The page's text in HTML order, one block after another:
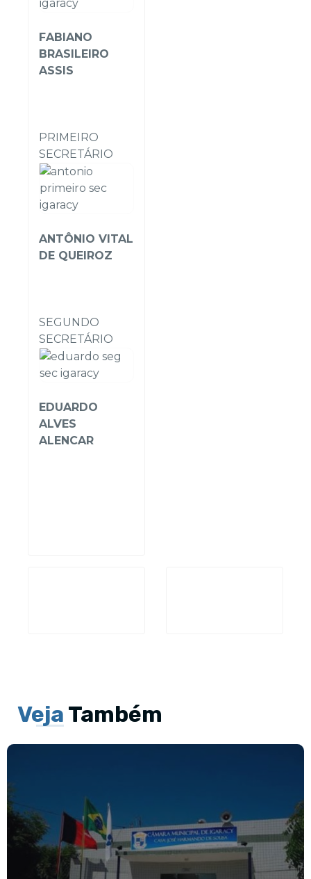
FABIANO
BRASILEIRO
ASSIS
PRIMEIRO
SECRETÁRIO
ANTÔNIO VITAL
DE QUEIROZ
SEGUNDO
SECRETÁRIO
EDUARDO
ALVES
ALENCAR
Veja Também